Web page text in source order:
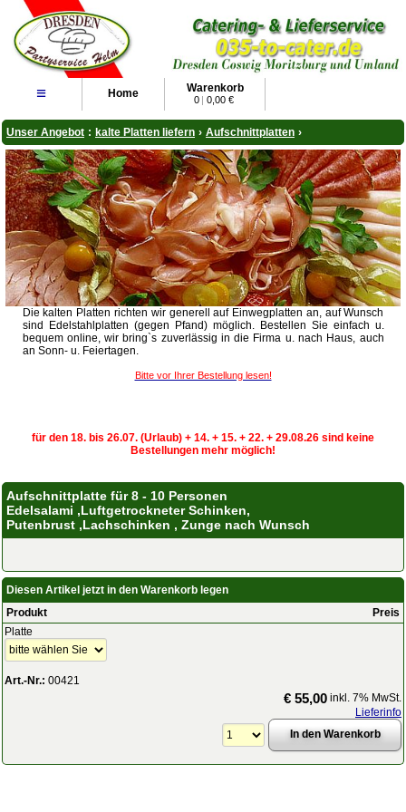
≡ Home Warenkorb
0 | 0,00 €
Unser Angebot : kalte Platten liefern › Aufschnittplatten ›
Die kalten Platten richten wir generell auf Einwegplatten an, auf Wunsch
sind Edelstahlplatten (gegen Pfand) möglich. Bestellen Sie einfach u.
bequem online, wir bring`s zuverlässig in die Firma u. nach Haus, auch
an Sonn- u. Feiertagen.
Bitte vor Ihrer Bestellung lesen!
für den 18. bis 26.07. (Urlaub) + 14. + 15. + 22. + 29.08.26 sind keine
Bestellungen mehr möglich!
Aufschnittplatte für 8 - 10 Personen
Edelsalami ,Luftgetrockneter Schinken,
Putenbrust ,Lachschinken , Zunge nach Wunsch
Diesen Artikel jetzt in den Warenkorb legen
Produkt
Preis
Platte
Art.-Nr.: 00421
€ 55,00 inkl. 7% MwSt.
Lieferinfo